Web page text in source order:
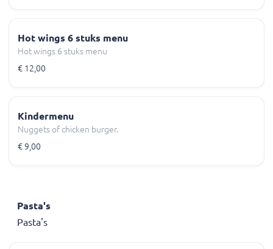
Hot wings 6 stuks menu
Hot wings 6 stuks menu
€ 12,00
Kindermenu
Nuggets of chicken burger.
€ 9,00
Pasta's
Pasta's